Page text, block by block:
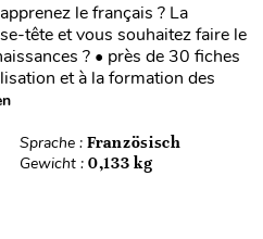
le français ? La
tête et vous souhaitez faire le
? • près de 30 fiches
et à la formation des
Sprache : Französisch
Gewicht : 0,133 kg